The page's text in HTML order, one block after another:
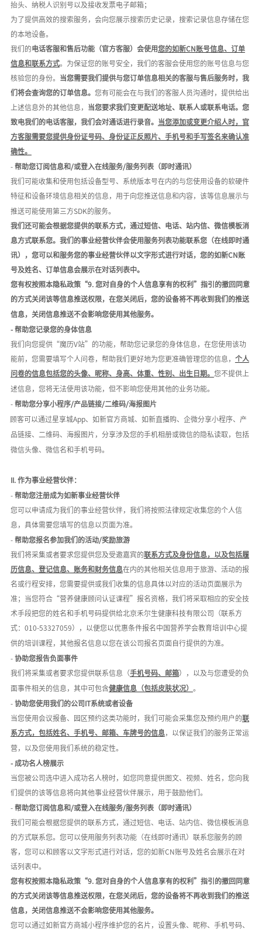
抬头、纳税人识别号以及接收发票电子邮箱；
为了提供高效的搜索服务，会向您展示搜索历史记录， 搜索记录信息存储在您
的本地设备。
我们的电话客服和售后功能（官方客服）会使用您的如新CN账号信息、订单
信息和联系方式。为保证您的账号安全，我们的客服会使用您的账号信息与您
核验您的身份。 当您需要我们提供与您订单信息相关的客服与售后服务时，我
们将会查询您的订单信息。 您有可能会在与我们的客服人员沟通时，提供给出
上述信息外的其他信息， 当您要求我们变更配送地址、联系人或联系电话。您
致电我们的电话客服，我们会对通话进行录音。 当您添加或变更介绍人时，官
方客服需要您提供身份证号码、身份证正反照片、手机号和手写签名来确认准
确性。
- 帮助您订阅信息和 /或登入在线服务/服务列表（即时通讯）
我们可能收集和使用包括设备型号、系统版本号在内的与您使用设备的软硬件
特征和设备环境信息相关的信息，用于向您推送信息和内容，该等信息展示与
推送可能使用第三方SDK的服务。
我们还可能会根据您提供的联系方式，通过短信、电话、站内信、 微信模板消
息方式联系您。我们的事业经营伙伴会使用服务列表功能联系您（在线即时通
讯） ，您可以和服务您的事业经营伙伴以文字形式进行对话，您的如新CN账
号及姓名、订单信息会展示在对话列表中。
您有权按照本隐私政策“9. 您对自身的个人信息享有的权利”指引的撤回同意
的方式关闭该等信息推送权限，在您关闭后，您的设备将不再收到我们的推送
信息，关闭信息推送不会影响您使用其他服务。
- 帮助您记录您的身体信息
我们向您提供“魔历V站”的功能，帮助您记录您的身体信息，在您使用该功
能前，您需要填写个人问卷，帮助我们更好地为您更准确管理您的信息， 个人
问卷的信息包括您的头像、昵称、身高、体重、性别、出生日期。 您不提供上
述信息，您将无法使用该功能，但不影响您使用其他的业务功能。
- 帮助您分享小程序/产品链接/二维码/海报图片
顾客可以通过星享城App、如新官方商城、如新直播购、企微分享小程序、产
品链接、二维码、海报图片，分享涉及您的手机相册或微信的隐私读取，包括
微信头像、微信名和手机号码。
II. 作为事业经营伙伴：
- 帮助您注册成为如新事业经营伙伴
您可以申请成为我们的事业经营伙伴，我们将按照法律规定收集您的个人信
息，具体需要您填写的信息以页面为准。
- 帮助您报名参加我们的活动/奖励旅游
我们将采集或者要求您提供您及受邀嘉宾的联系方式及身份信息，以及包括履
历信息、登记信息、账务和财务信息在内的其他相关信息用于旅游、活动的报
名或行程安排，您需要提供或我们收集的信息具体以对应的活动页面展示为
准；当您符合“营养健康顾问认证课程”报名资格，我们将采取相应的安全技
术手段把您的姓名和手机号码提供给北京禾尔生健康科技有限公司（联系方
式：010-53327059），以便您以优惠条件报名中国营养学会教育培训中心提
供的培训课程，其他报名信息以您在该公司报名页面自行提供的为准。
- 协助您报告负面事件
我们将采集或者要求您提供联系信息（手机号码、邮箱），以及与您遭受的负
面事件相关的信息，其中可包含健康信息（包括皮肤状况） 。
- 协助您使用我们的公司 IT系统或者设备
当您使用会议报备、园区预约这类功能时，我们可能会采集您及预约用户的联
系方式，包括姓名、手机号、邮箱、车牌号的信息 ，以保证我们的服务正常运
营，以及您使用我们系统的稳定性。
- 成功名人榜展示
当您被公司选中进入成功名人榜时，如您同意提供图文、视频、姓名，您向我
们提供的该等信息将向其他事业经营伙伴展示，用于鼓励他们。
- 帮助您订阅信息和 /或登入在线服务/服务列表（即时通讯）
我们可能会根据您提供的联系方式，通过短信、电话、站内信、微信模板消息
的方式联系您。您可以使用服务列表功能（在线即时通讯）联系您服务的顾
客，您可以和顾客以文字形式进行对话，您的如新CN账号及姓名会展示在对
话列表中。
您有权按照本隐私政策“9. 您对自身的个人信息享有的权利”指引的撤回同意
的方式关闭该等信息推送权限，在您关闭后，您的设备将不再收到我们的推送
信息，关闭信息推送不会影响您使用其他服务。
您可以通过如新官方商城小程序维护您的名片，设置头像、昵称、手机号码、